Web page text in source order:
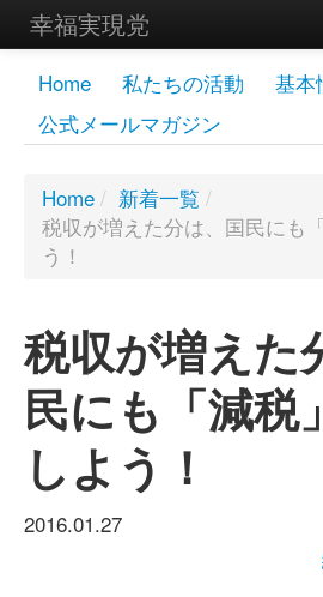
幸福実現党
メンバーズページ
党員
お問い合わせ
Home 私たちの活動
基本
公式メールマガジン
Home / 新着一覧 /
税収が増えた分は、国民にも
う！
税収が増えた
民にも「減税
しよう！
2016.01.27